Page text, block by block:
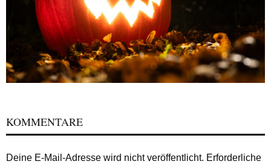
KOMMENTARE
Deine E-Mail-Adresse wird nicht veröffentlicht. Erforderliche